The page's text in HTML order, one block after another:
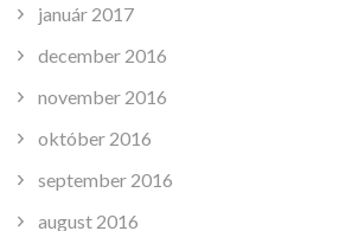
január 2017
december 2016
november 2016
október 2016
september 2016
august 2016